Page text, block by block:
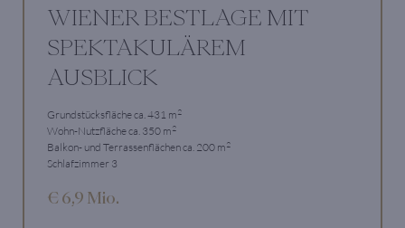
WIENER BESTLAGE MIT
SPEKTAKULÄREM
AUSBLICK
Grundstücksfläche ca. 431 m2
Wohn-Nutzfläche ca. 350 m2
Balkon- und Terrassenflächen ca. 200 m2
Schlafzimmer 3
€ 6,9 Mio.